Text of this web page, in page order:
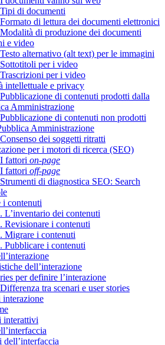
di documenti
di lettura dei documenti elettronici
di produzione dei documenti
e video
alternativo (alt text) per le immagini
per i video
per i video
intellettuale e privacy
di contenuti prodotti dalla
Amministrazione
di contenuti non prodotti
Amministrazione
dei soggetti ritratti
per i motori di ricerca (SEO)
fattori on-page
fattori off-page
di diagnostica SEO: Search
i contenuti
L’inventario dei contenuti
Revisionare i contenuti
Migrare i contenuti
Pubblicare i contenuti
dell’interazione
per definire l’interazione
tra scenari e user stories
interazione
interattivi